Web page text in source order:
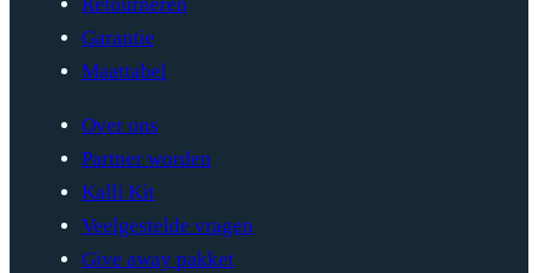
Retourneren
Garantie
Maattabel
Over ons
Partner worden
Kalli Kit
Veelgestelde vragen
Give away pakket